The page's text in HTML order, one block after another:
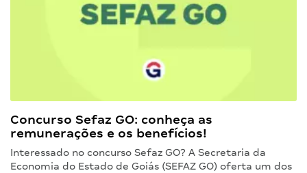
Concurso Sefaz GO: conheça as
remunerações e os benefícios!
Interessado no concurso Sefaz GO? A Secretaria da
Economia do Estado de Goiás (SEFAZ GO) oferta um dos